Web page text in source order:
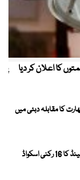
کا اعلان کر دیا
اور بھارت کا مقابلہ دبئی میں
پاکستان کیخلاف ٹیسٹ سیریز ، انگلینڈ کا 16 رکنی اسکواڈ